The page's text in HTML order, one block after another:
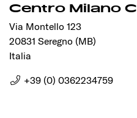
Centro Milano
Via Montello 123
20831 Seregno (MB)
Italia
+39 (0) 0362234759